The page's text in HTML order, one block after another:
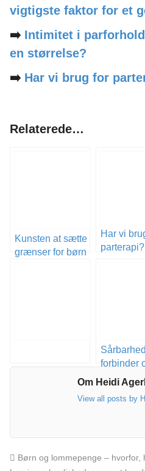
vigtigste faktor for et
➡️ Intimitet i
en størrelse?
➡️ Har vi brug for
Relaterede…
Kunsten at sætte
grænser for børn
Har vi
parterapi?
Sårbarhed
forbinder
Om Heidi
View all posts by
Børn og lommepenge – hvorfor,